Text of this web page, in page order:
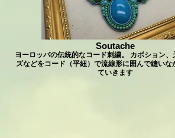
Soutache
ヨーロッパの伝統的なコード刺繍。 カボション、
ズなどをコード（平紐）で流線形に囲んで縫いな
ていきます